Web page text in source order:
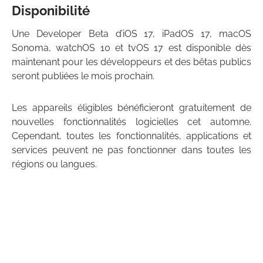
Disponibilité
Une Developer Beta d’iOS 17, iPadOS 17, macOS
Sonoma, watchOS 10 et tvOS 17 est disponible dès
maintenant pour les développeurs et des bêtas publics
seront publiées le mois prochain.
Les appareils éligibles bénéficieront gratuitement de
nouvelles fonctionnalités logicielles cet automne.
Cependant, toutes les fonctionnalités, applications et
services peuvent ne pas fonctionner dans toutes les
régions ou langues.